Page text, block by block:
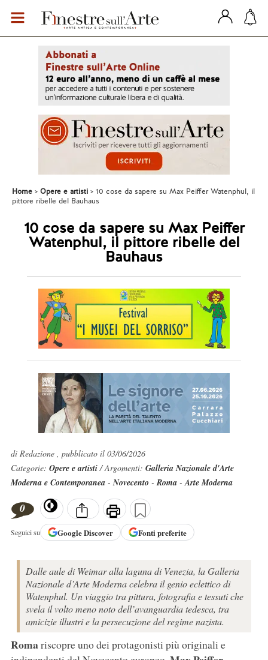
Home Opere e artisti
10 cose da sapere su Max Peiffer Watenphul, il
pittore ribelle del Bauhaus
10 cose da sapere su Max Peiffer
Watenphul, il pittore ribelle del
Bauhaus
di Redazione , pubblicato il 03/06/2026
Categorie: Opere e artisti/ Argomenti: Galleria Nazionale d'Arte
Moderna e Contemporanea-Novecento -Roma-Arte Moderna
0
Seguici su GoogleDiscover Fonti preferite
Dalle aule di Weimar alla laguna di Venezia, la Galleria
Nazionale d’Arte Moderna celebra il genio eclettico di
Watenphul. Un viaggio tra pittura, fotografia e tessuti che
svela il volto meno noto dell’avanguardia tedesca, tra
amicizie illustri e la persecuzione del regime nazista.
Romariscopre uno dei protagonisti più originali e